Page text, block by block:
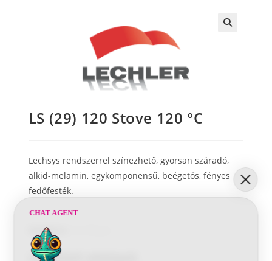
LS (29) 120 Stove 120 °C
Lechsys rendszerrel színezhető, gyorsan száradó,
alkid-melamin, egykomponensű, beégetős, fényes
fedőfesték.
Kategória:
Letölthető adatlapok
CHAT AGENT